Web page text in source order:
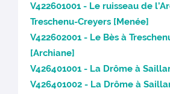
V422601001 - Le ruisseau de
Treschenu-Creyers [Menée]
V422602001 - Le Bès à
[Archiane]
V426401001 - La Drôme à
V426401002 - La Drôme à